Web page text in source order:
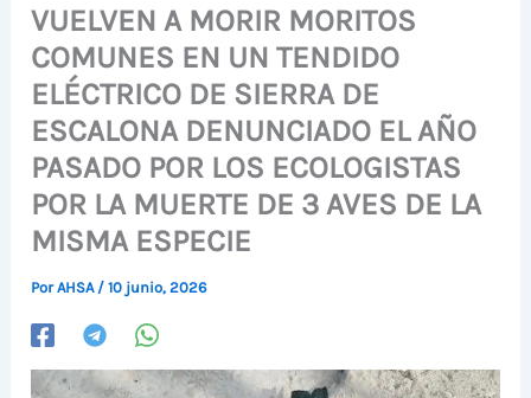
VUELVEN A MORIR MORITOS
COMUNES EN UN TENDIDO
ELÉCTRICO DE SIERRA DE
ESCALONA DENUNCIADO EL AÑO
PASADO POR LOS ECOLOGISTAS
POR LA MUERTE DE 3 AVES DE LA
MISMA ESPECIE
PorAHSA /10 junio, 2026